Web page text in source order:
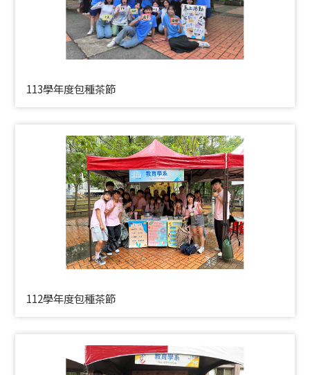
113學年度包種茶節
112學年度包種茶節